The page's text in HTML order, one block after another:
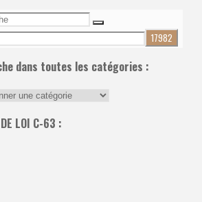
Recherche
dans toutes les catégories :
LOI C-63 :